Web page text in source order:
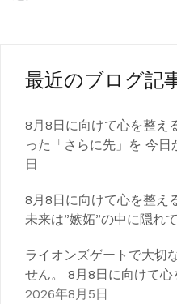
ゲ
ー
シ
ョ
ン
最近のブログ記
8月8日に向けて心を整え
った「さらに先」を 今日
日
8月8日に向けて心を整え
未来は”嫉妬”の中に隠れ
ライオンズゲートで大切
せん。 8月8日に向けて心
2026年8月5日